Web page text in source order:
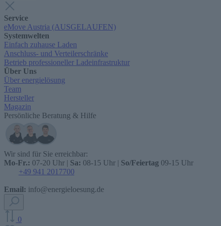
Service
eMove Austria (AUSGELAUFEN)
Systemwelten
Einfach zuhause Laden
Anschluss- und Verteilerschränke
Betrieb professioneller Ladeinfrastruktur
Über Uns
Über energielösung
Team
Hersteller
Magazin
Persönliche Beratung & Hilfe
Wir sind für Sie erreichbar:
Mo-Fr.: 07-20 Uhr | Sa: 08-15 Uhr | So/Feiertag 09-15 Uhr
+49 941 2017700
Email: info@energieloesung.de
0